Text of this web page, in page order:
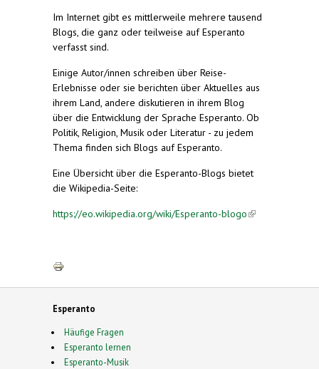
Im Internet gibt es mittlerweile mehrere tausend
Blogs, die ganz oder teilweise auf Esperanto
verfasst sind.
Einige Autor/innen schreiben über Reise-
Erlebnisse oder sie berichten über Aktuelles aus
ihrem Land, andere diskutieren in ihrem Blog
über die Entwicklung der Sprache Esperanto. Ob
Politik, Religion, Musik oder Literatur - zu jedem
Thema finden sich Blogs auf Esperanto.
Eine Übersicht über die Esperanto-Blogs bietet
die Wikipedia-Seite:
https://eo.wikipedia.org/wiki/Esperanto-blogo(link is
Esperanto
Häufige Fragen
Esperanto lernen
Esperanto-Musik